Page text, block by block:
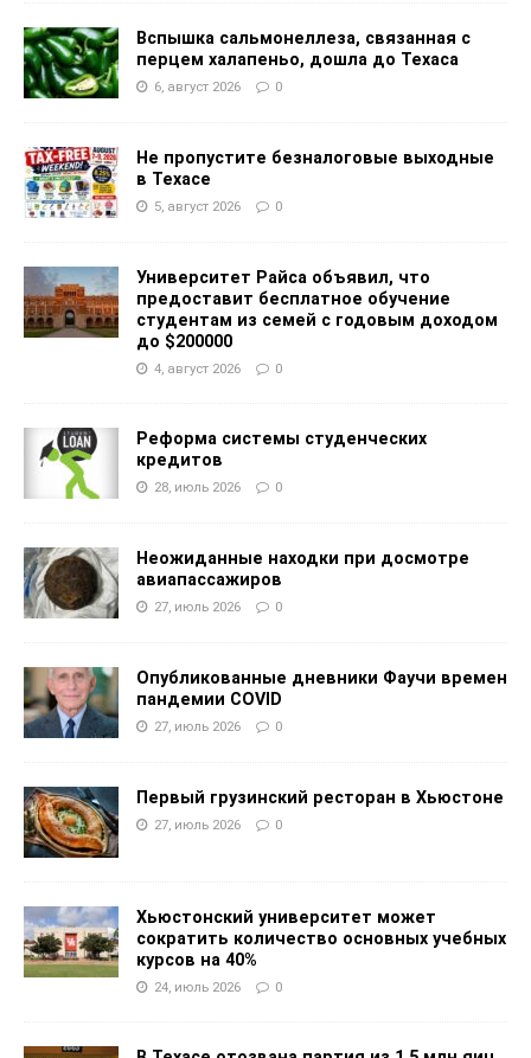
Вспышка сальмонеллеза, связанная с
перцем халапеньо, дошла до Техаса
6, август 2026 0
Не пропустите безналоговые выходные
в Техасе
5, август 2026 0
Университет Райса объявил, что
предоставит бесплатное обучение
студентам из семей с годовым доходом
до $200000
4, август 2026 0
Реформа системы студенческих
кредитов
28, июль 2026 0
Неожиданные находки при досмотре
авиапассажиров
27, июль 2026 0
Опубликованные дневники Фаучи времен
пандемии COVID
27, июль 2026 0
Первый грузинский ресторан в Хьюстоне
27, июль 2026 0
Хьюстонский университет может
сократить количество основных учебных
курсов на 40%
24, июль 2026 0